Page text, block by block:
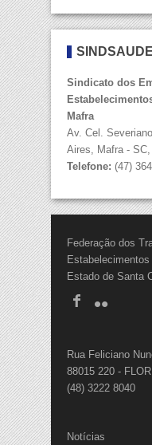
Sindicato dos
Mafra
Av. Cel.
Aires, Mafra - SC,
Telefone: (47)
Federação dos
Estado de Santa
Rua Feliciano
88015 220 -
(48) 3222 8040
Notícias